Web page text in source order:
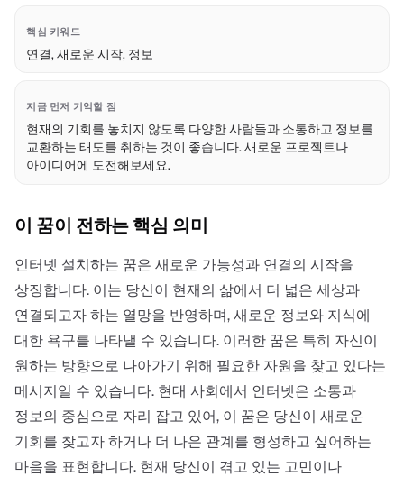
핵심 키워드
연결, 새로운 시작, 정보
지금 먼저 기억할 점
현재의 기회를 놓치지 않도록 다양한 사람들과 소통하고 정보를
교환하는 태도를 취하는 것이 좋습니다. 새로운 프로젝트나
아이디어에 도전해보세요.
이 꿈이 전하는 핵심 의미
인터넷 설치하는 꿈은 새로운 가능성과 연결의 시작을
상징합니다. 이는 당신이 현재의 삶에서 더 넓은 세상과
연결되고자 하는 열망을 반영하며, 새로운 정보와 지식에
대한 욕구를 나타낼 수 있습니다. 이러한 꿈은 특히 자신이
원하는 방향으로 나아가기 위해 필요한 자원을 찾고 있다는
메시지일 수 있습니다. 현대 사회에서 인터넷은 소통과
정보의 중심으로 자리 잡고 있어, 이 꿈은 당신이 새로운
기회를 찾고자 하거나 더 나은 관계를 형성하고 싶어하는
마음을 표현합니다. 현재 당신이 겪고 있는 고민이나